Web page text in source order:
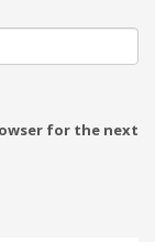
for the next